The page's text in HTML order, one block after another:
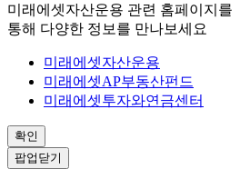
미래에셋자산운용 관련 홈페이지를
통해 다양한 정보를 만나보세요
미래에셋자산운용
미래에셋AP부동산펀드
미래에셋투자와연금센터
확인
팝업닫기